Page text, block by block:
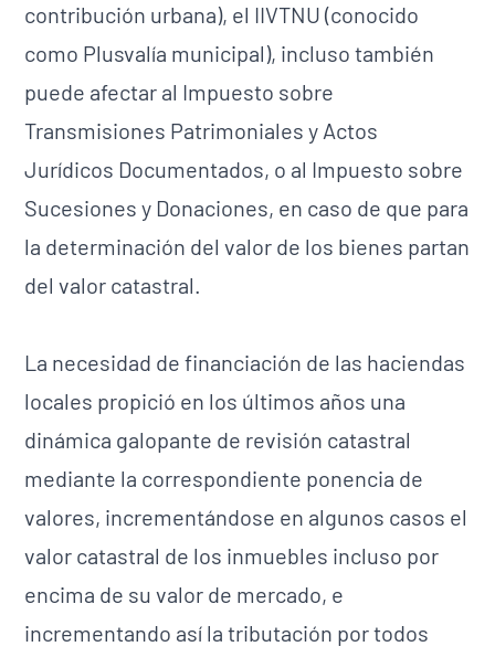
contribución urbana), el IIVTNU (conocido
como Plusvalía municipal), incluso también
puede afectar al Impuesto sobre
Transmisiones Patrimoniales y Actos
Jurídicos Documentados, o al Impuesto sobre
Sucesiones y Donaciones, en caso de que para
la determinación del valor de los bienes partan
del valor catastral.
La necesidad de financiación de las haciendas
locales propició en los últimos años una
dinámica galopante de revisión catastral
mediante la correspondiente ponencia de
valores, incrementándose en algunos casos el
valor catastral de los inmuebles incluso por
encima de su valor de mercado, e
incrementando así la tributación por todos